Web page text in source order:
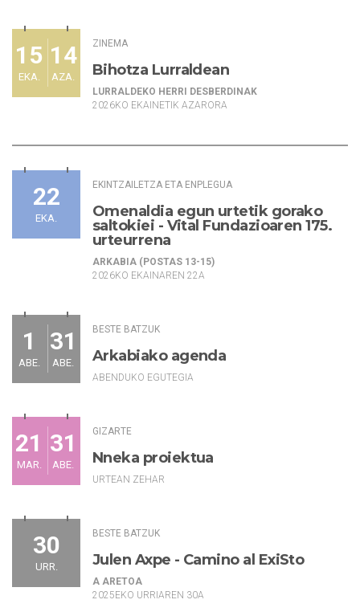
15
EKA.
14
AZA.
ZINEMA
Bihotza Lurraldean
LURRALDEKO HERRI DESBERDINAK
2026KO EKAINETIK AZARORA
22
EKA.
EKINTZAILETZA ETA ENPLEGUA
Omenaldia egun urtetik gorako
saltokiei - Vital Fundazioaren 175.
urteurrena
ARKABIA (POSTAS 13-15)
2026KO EKAINAREN 22A
1
ABE.
31
ABE.
BESTE BATZUK
Arkabiako agenda
ABENDUKO EGUTEGIA
21
MAR.
31
ABE.
GIZARTE
Nneka proiektua
URTEAN ZEHAR
30
URR.
BESTE BATZUK
Julen Axpe - Camino al ExiSto
A ARETOA
2025EKO URRIAREN 30A